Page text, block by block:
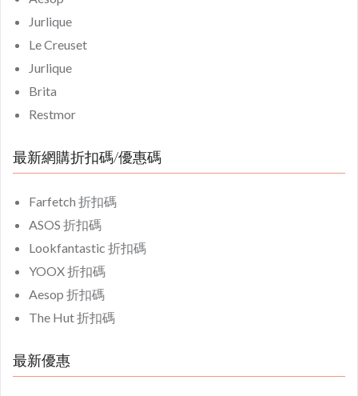
Jurlique
Le Creuset
Jurlique
Brita
Restmor
最新網購折扣碼/優惠碼
Farfetch 折扣碼
ASOS 折扣碼
Lookfantastic 折扣碼
YOOX 折扣碼
Aesop 折扣碼
The Hut 折扣碼
最新優惠